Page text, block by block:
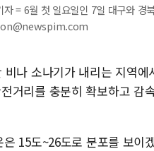
= 6월 첫 일요일인 7일 대구와
비나 소나기가 내리는 지역
거리를 충분히 확보하고 감
15도~26도로 분포를 보이